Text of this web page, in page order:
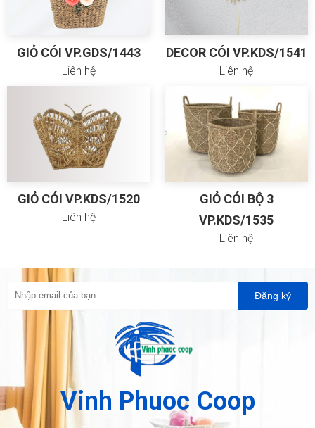
GIỎ CÓI VP.GDS/1443
Liên hệ
DECOR CÓI VP.KDS/1541
Liên hệ
GIỎ CÓI VP.KDS/1520
Liên hệ
GIỎ CÓI BỘ 3
VP.KDS/1535
Liên hệ
Đăng ký
Vinh Phuoc Coop